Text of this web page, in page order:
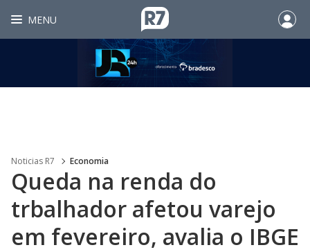
MENU
Noticias R7 Economia
Queda na renda do
trbalhador afetou varejo
em fevereiro, avalia o IBGE